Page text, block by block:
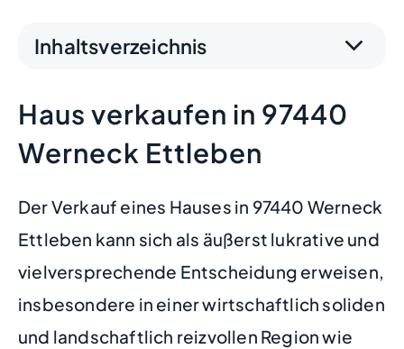
Inhaltsverzeichnis
Haus verkaufen in 97440
Werneck Ettleben
Der Verkauf eines Hauses in 97440 Werneck
Ettleben kann sich als äußerst lukrative und
vielversprechende Entscheidung erweisen,
insbesondere in einer wirtschaftlich soliden
und landschaftlich reizvollen Region wie